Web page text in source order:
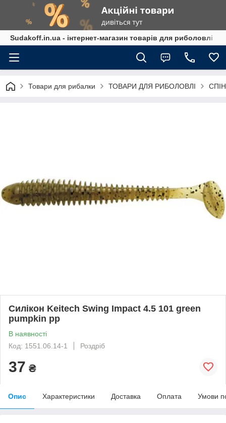
Sudakoff.in.ua - інтернет-магазин товарів для риболовлі
Товари для рибалки ТОВАРИ ДЛЯ РИБОЛОВЛІ
Силікон Keitech Swing Impact 4.5 101 green
pumpkin pp
В наявності
Код: 1551.06.14-1
Роздріб
37 ₴
Опис Характеристики Доставка Оплата Умови